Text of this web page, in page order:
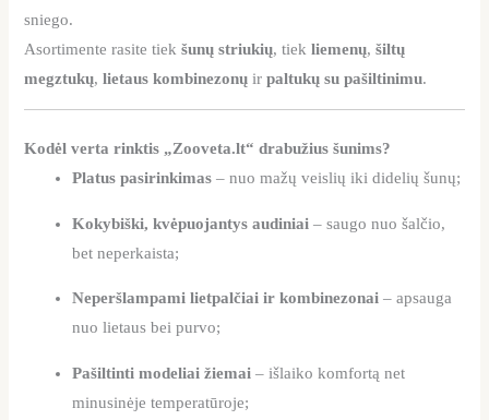
sniego.
Asortimente rasite tiekšunų striukių, tiekliemenų,šiltų
megztukų,lietaus kombinezonų irpaltukų su pašiltinimu.
Kodėl verta rinktis „Zooveta.lt“ drabužius šunims?
Platus pasirinkimas – nuo mažų veislių iki didelių šunų;
Kokybiški, kvėpuojantys audiniai – saugo nuo šalčio,
bet neperkaista;
Neperšlampami lietpalčiai ir kombinezonai – apsauga
nuo lietaus bei purvo;
Pašiltinti modeliai žiemai – išlaiko komfortą net
minusinėje temperatūroje;